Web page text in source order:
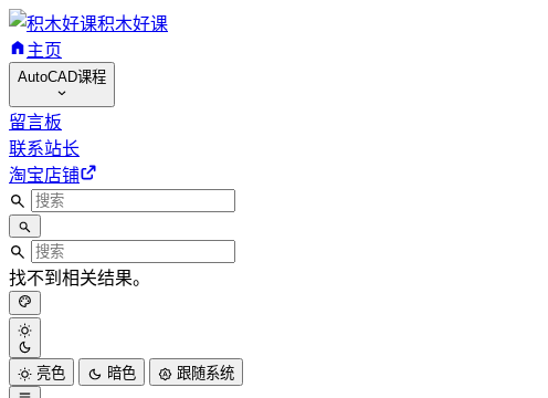
积木好课
主页
AutoCAD课程
留言板
联系站长
淘宝店铺
找不到相关结果。
亮色 暗色 跟随系统